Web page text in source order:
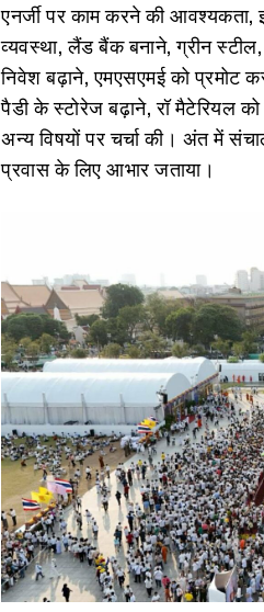
एनर्जी पर काम करने की आवश्यकता,
व्यवस्था, लैंड बैंक बनाने, ग्रीन
निवेश बढ़ाने, एमएसएमई को प्रमोट
पैडी के स्टोरेज बढ़ाने, रॉ मैटेरियल
अन्य विषयों पर चर्चा की। अंत में
प्रवास के लिए आभार जताया।